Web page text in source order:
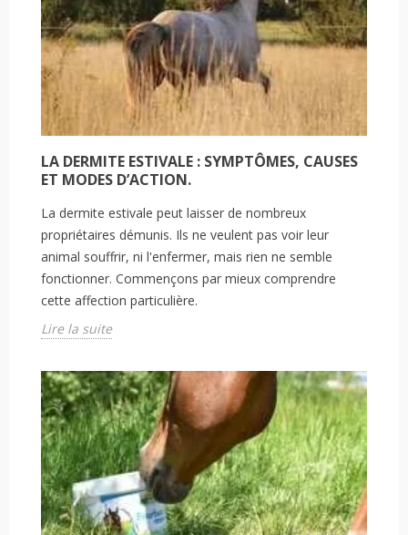
LA DERMITE ESTIVALE : SYMPTÔMES, CAUSES
ET MODES D’ACTION.
La dermite estivale peut laisser de nombreux
propriétaires démunis. Ils ne veulent pas voir leur
animal souffrir, ni l'enfermer, mais rien ne semble
fonctionner. Commençons par mieux comprendre
cette affection particulière.
Lire la suite